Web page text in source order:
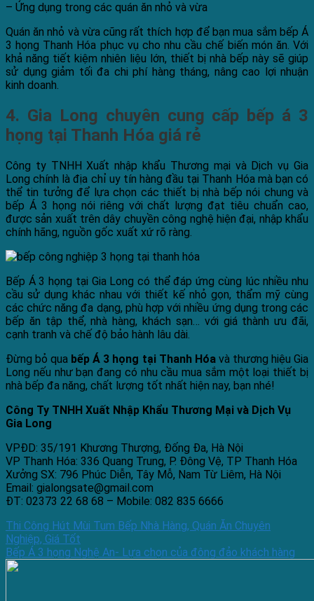
– Ứng dụng trong các quán ăn nhỏ và vừa
Quán ăn nhỏ và vừa cũng rất thích hợp để bạn mua sắm bếp Á
3 họng Thanh Hóa phục vụ cho nhu cầu chế biến món ăn. Với
khả năng tiết kiệm nhiên liệu lớn, thiết bị nhà bếp này sẽ giúp
sử dụng giảm tối đa chi phí hàng tháng, nâng cao lợi nhuận
kinh doanh.
4. Gia Long chuyên cung cấp bếp á 3
họng tại Thanh Hóa giá rẻ
Công ty TNHH Xuất nhập khẩu Thương mại và Dịch vụ Gia
Long chính là địa chỉ uy tín hàng đầu tại Thanh Hóa mà bạn có
thể tin tưởng để lựa chọn các thiết bị nhà bếp nói chung và
bếp Á 3 họng nói riêng với chất lượng đạt tiêu chuẩn cao,
được sản xuất trên dây chuyền công nghệ hiện đại, nhập khẩu
chính hãng, nguồn gốc xuất xứ rõ ràng.
Bếp Á 3 họng tại Gia Long có thể đáp ứng cùng lúc nhiều nhu
cầu sử dụng khác nhau với thiết kế nhỏ gọn, thẩm mỹ cùng
các chức năng đa dạng, phù hợp với nhiều ứng dụng trong các
bếp ăn tập thể, nhà hàng, khách sạn… với giá thành ưu đãi,
cạnh tranh và chế độ bảo hành lâu dài.
Đừng bỏ qua bếp Á 3 họng tại Thanh Hóavà thương hiệu Gia
Long nếu như bạn đang có nhu cầu mua sắm một loại thiết bị
nhà bếp đa năng, chất lượng tốt nhất hiện nay, bạn nhé!
Công Ty TNHH Xuất Nhập Khẩu Thương Mại và Dịch Vụ
Gia Long
VPĐD: 35/191 Khương Thượng, Đống Đa, Hà Nội
VP Thanh Hóa: 336 Quang Trung, P. Đông Vệ, TP Thanh Hóa
Xưởng SX: 796 Phúc Diễn, Tây Mỗ, Nam Từ Liêm, Hà Nội
Email: gialongsate@gmail.com
ĐT: 02373 22 68 68 – Mobile: 082 835 6666
Thi Công Hút Mùi Tum Bếp Nhà Hàng, Quán Ăn Chuyên
Nghiệp, Giá Tốt
Bếp Á 3 họng Nghệ An- Lựa chọn của đông đảo khách hàng